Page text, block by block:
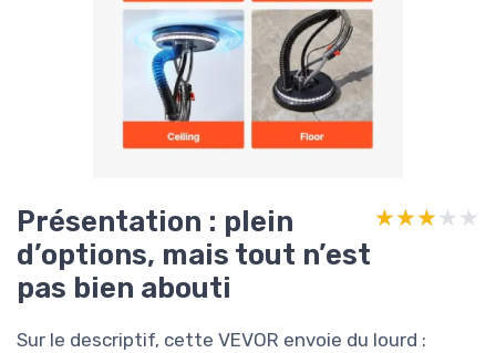
Présentation : plein
d’options, mais tout n’est
pas bien abouti
★★★★★
★★★★★
Sur le descriptif, cette VEVOR envoie du lourd :